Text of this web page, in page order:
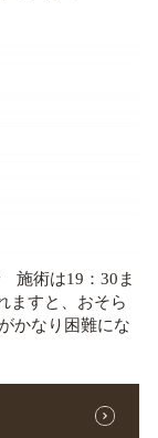
施術は19：30ま
ますと、おそら
かなり困難にな